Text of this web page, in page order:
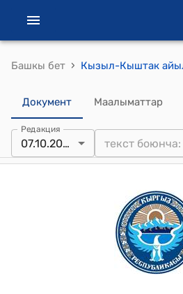
Башкы бет ›
Документ Маалыматтар
Редакция
07.10.2015